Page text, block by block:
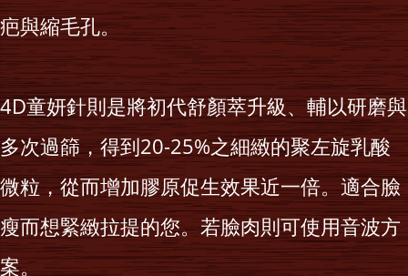
疤與縮毛孔。
4D童妍針則是將初代舒顏萃升級、輔以研磨與
多次過篩，得到20-25%之細緻的聚左旋乳酸
微粒，從而增加膠原促生效果近一倍。適合臉
瘦而想緊緻拉提的您。若臉肉則可使用音波方
案。